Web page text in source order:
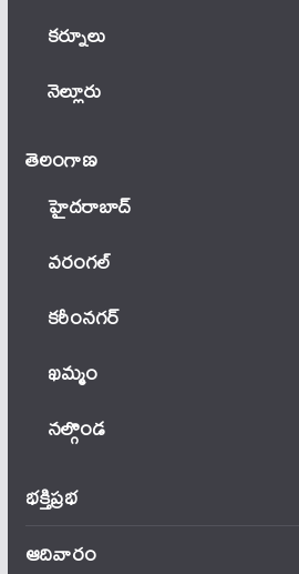
కర్నూలు
నెల్లూరు
తెలంగాణ‌
హైదరాబాద్
వ‌రంగ‌ల్
కరీంనగర్
ఖ‌మ్మం
నల్గొండ
భక్తిప్రభ
ఆదివారం